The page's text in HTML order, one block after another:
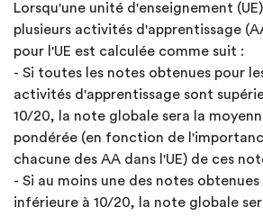
Lorsqu'une unité d'enseignement
plusieurs activités d'apprentissage
pour l'UE est calculée comme suit :
- Si toutes les notes obtenues pour
activités d'apprentissage sont
10/20, la note globale sera la
pondérée (en fonction de
chacune des AA dans l'UE) de ces
- Si au moins une des notes
inférieure à 10/20, la note globale